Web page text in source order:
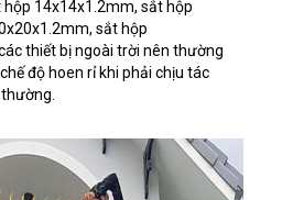
14x14x1.2mm, sắt hộp
sắt hộp
thiết bị ngoài trời nên thường
độ hoen rỉ khi phải chịu tác